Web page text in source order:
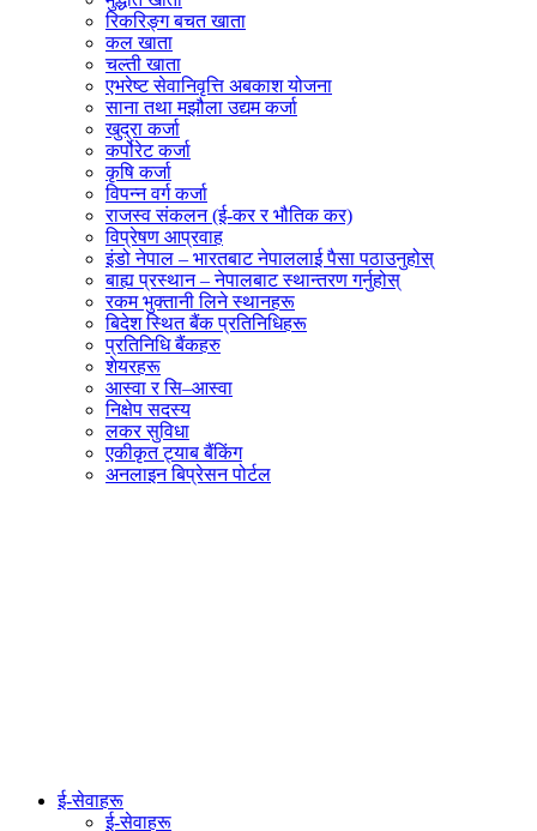
रिकरिङ्ग बचत खाता
कल खाता
चल्ती खाता
एभरेष्ट सेवानिवृत्ति अबकाश योजना
साना तथा मझौला उद्यम कर्जा
खुद्रा कर्जा
कर्पोरेट कर्जा
कृषि कर्जा
विपन्न वर्ग कर्जा
राजस्व संकलन (ई-कर र भौतिक कर)
विप्रेषण आप्रवाह
इंडो नेपाल – भारतबाट नेपाललाई पैसा पठाउनुहोस्
बाह्य प्रस्थान – नेपालबाट स्थान्तरण गर्नुहोस्
रकम भुक्तानी लिने स्थानहरू
बिदेश स्थित बैंक प्रतिनिधिहरू
प्रतिनिधि बैंकहरु
शेयरहरू
आस्वा र सि–आस्वा
निक्षेप सदस्य
लकर सुविधा
एकीकृत ट्याब बैंकिंग
अनलाइन बिप्रेसन पोर्टल
ई-सेवाहरू
ई-सेवाहरू